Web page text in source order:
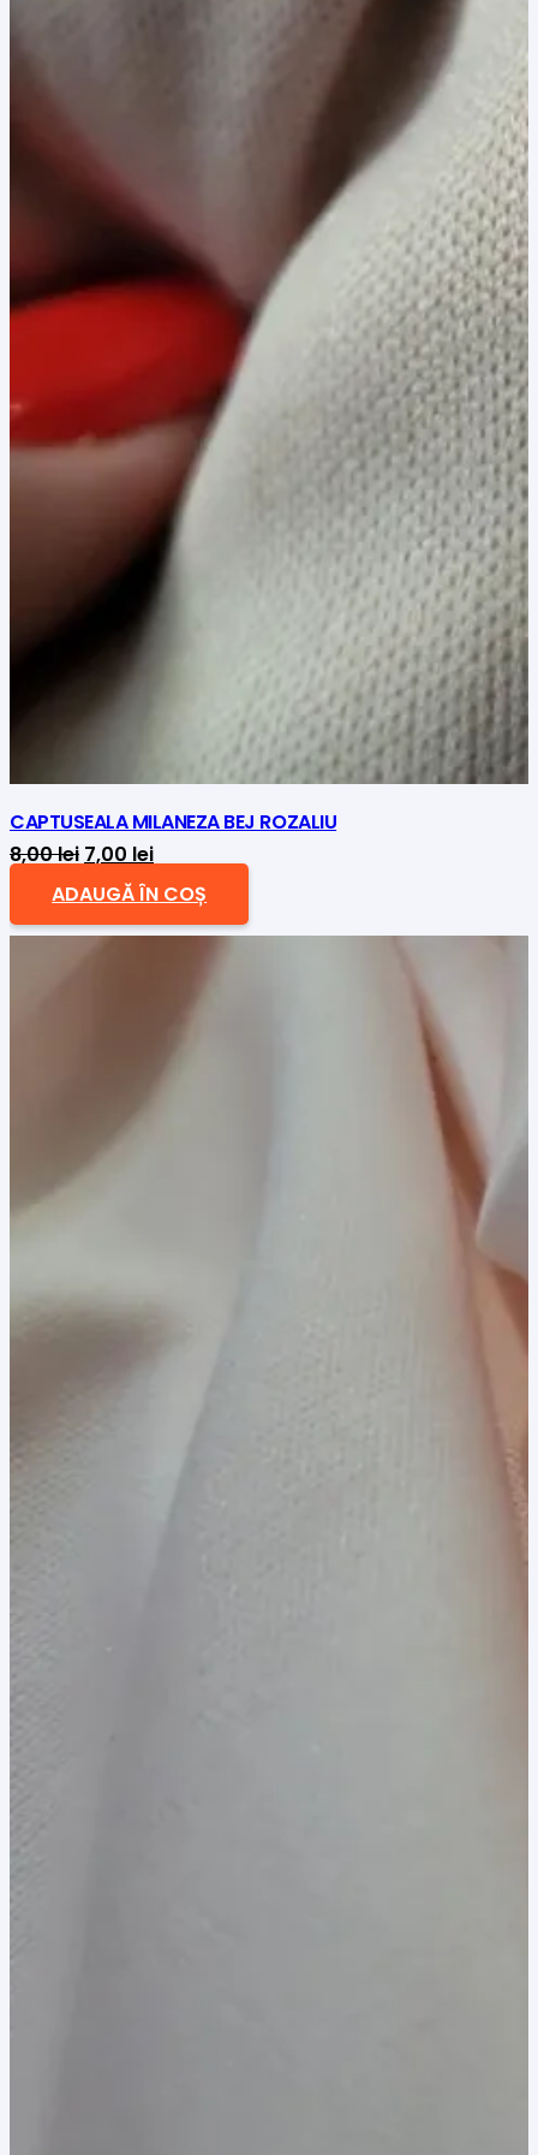
CAPTUSEALA MILANEZA BEJ ROZALIU
8,00lei Prețul
inițial
a
7,00 leiPrețul
curent
este:
ADAUGĂ ÎN COȘ